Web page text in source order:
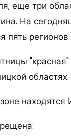
еще три
На
пять регионов.
областях.